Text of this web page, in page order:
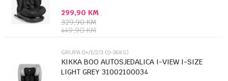
Anti-spam zaštita - izračunajte koliko je 6 - 1 :
299,90 KM
329,90KM
449,90KM
GRUPA 0+/1/2/3 (0-36KG)
KIKKA BOO AUTOSJEDALICA I-VIEW I-SIZE
LIGHT GREY 31002100034